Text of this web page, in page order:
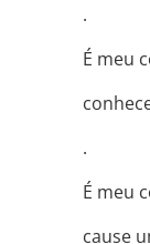
.
É meu
.
É meu
cause